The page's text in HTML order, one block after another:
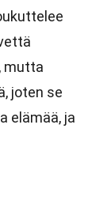
mutta
joten se
elämää, ja